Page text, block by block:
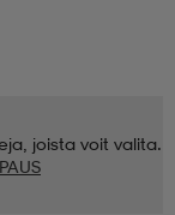
joista voit valita.
PAUS